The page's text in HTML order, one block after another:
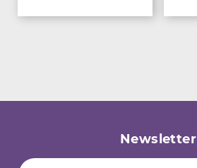
Newsletter